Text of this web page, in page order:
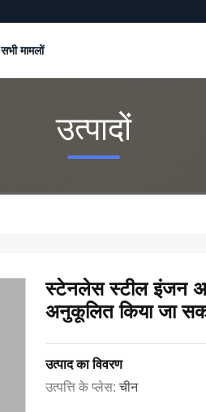
सभी मामलों
उत्पादों
स्टेनलेस स्टील इंजन
अनुकूलित किया जा
उत्पाद का विवरण
उत्पत्ति के प्लेस:चीन